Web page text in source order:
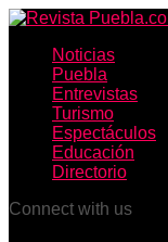
Noticias
Puebla
Entrevistas
Turismo
Espectáculos
Educación
Directorio
Connect with us